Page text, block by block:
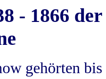
- 1866
gehörten